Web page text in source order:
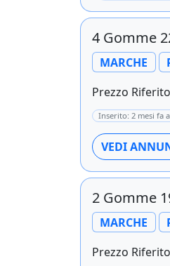
4 Gomme
MARCHE
Prezzo
Inserito: 2 mesi fa
VEDI
2 Gomme
MARCHE
Prezzo